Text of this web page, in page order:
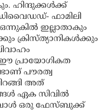
ഹിന്ദുക്കള്‍ക്ക്
ഫാമിലി
ഇല്ലാതാകും
ക്രിസ്ത്യാനികള്‍ക്കും
ഈ പ്രായോഗികത
പൗരത്വ
അത്
ഏക സിവില്‍
ഒരു ഫേസ്ബുക്ക്